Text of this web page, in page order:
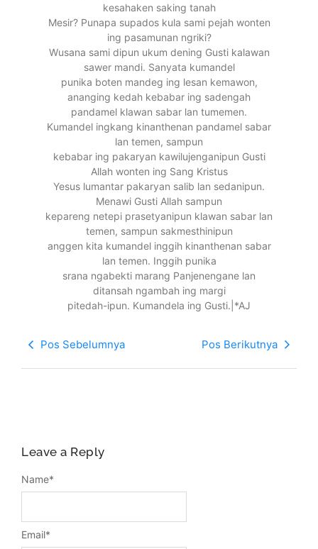
kesahaken saking tanah
Mesir? Punapa supados kula sami pejah wonten
ing pasamunan ngriki?
Wusana sami dipun ukum dening Gusti kalawan
sawer mandi. Sanyata kumandel
punika boten mandeg ing lesan kemawon,
ananging kedah kebabar ing sadengah
pandamel klawan sabar lan tumemen.
Kumandel ingkang kinanthenan pandamel sabar
lan temen, sampun
kebabar ing pakaryan kawilujenganipun Gusti
Allah wonten ing Sang Kristus
Yesus lumantar pakaryan salib lan sedanipun.
Menawi Gusti Allah sampun
kepareng netepi prasetyanipun klawan sabar lan
temen, sampun sakmesthinipun
anggen kita kumandel inggih kinanthenan sabar
lan temen. Inggih punika
srana ngabekti marang Panjenengane lan
ditansah ngambah ing margi
pitedah-ipun. Kumandela ing Gusti.|*AJ
Pos Sebelumnya Pos Berikutnya
Leave a Reply
Name*
Email*